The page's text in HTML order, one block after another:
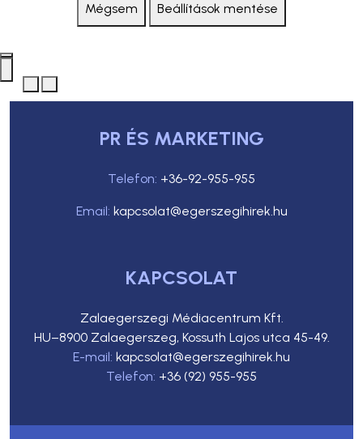
Mégsem Beállítások mentése
PR ÉS MARKETING
Telefon: +36-92-955-955
Email: kapcsolat@egerszegihirek.hu
KAPCSOLAT
Zalaegerszegi Médiacentrum Kft.
HU–8900 Zalaegerszeg, Kossuth Lajos utca 45-49.
E-mail: kapcsolat@egerszegihirek.hu
Telefon: +36 (92) 955-955